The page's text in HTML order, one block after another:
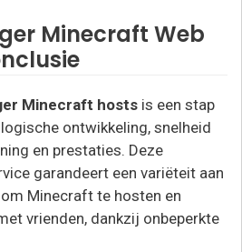
Minecraft Web
Minecraft hosts is een stap
ontwikkeling, snelheid
en prestaties. Deze
garandeert een variëteit aan
Minecraft te hosten en
vrienden, dankzij onbeperkte